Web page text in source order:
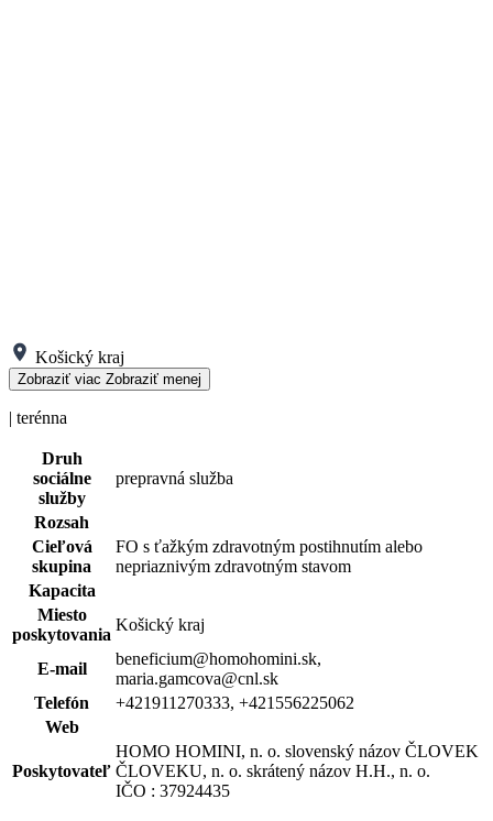
Košický kraj
Zobraziť viac Zobraziť menej
| terénna
Druh
sociálne
služby
prepravná služba
Rozsah
Cieľová
skupina
FO s ťažkým zdravotným postihnutím alebo
nepriaznivým zdravotným stavom
Kapacita
Miesto
poskytovania
Košický kraj
E-mail
beneficium@homohomini.sk,
maria.gamcova@cnl.sk
Telefón
+421911270333, +421556225062
Web
Poskytovateľ
HOMO HOMINI, n. o. slovenský názov ČLOVEK
ČLOVEKU, n. o. skrátený názov H.H., n. o.
IČO : 37924435